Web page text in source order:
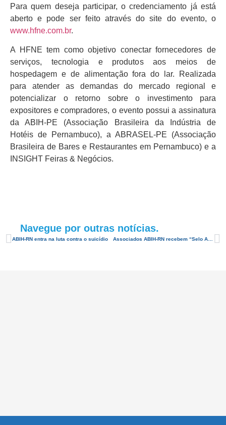
Para quem deseja participar, o credenciamento já está
aberto e pode ser feito através do site do evento, o
www.hfne.com.br.
A HFNE tem como objetivo conectar fornecedores de
serviços, tecnologia e produtos aos meios de
hospedagem e de alimentação fora do lar. Realizada
para atender as demandas do mercado regional e
potencializar o retorno sobre o investimento para
expositores e compradores, o evento possui a assinatura
da ABIH-PE (Associação Brasileira da Indústria de
Hotéis de Pernambuco), a ABRASEL-PE (Associação
Brasileira de Bares e Restaurantes em Pernambuco) e a
INSIGHT Feiras & Negócios.
Navegue por outras notícias.
ABIH-RN entra na luta contra o suicídio Associados ABIH-RN recebem “Selo Azul” de qualidade de distribuição de água potável